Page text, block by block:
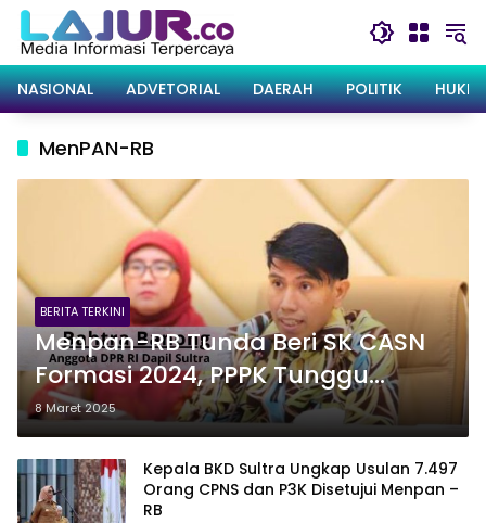
Langsung
konten
NASIONAL
ADVETORIAL DAERAH POLITIK
MenPAN-RB
BERITA TERKINI
Menpan-RB Tunda Beri SK CASN
Formasi 2024, PPPK Tunggu
Setahun Lagi
8 Maret 2025
Kepala BKD Sultra Ungkap Usulan 7.497
Orang CPNS dan P3K Disetujui Menpan –
RB